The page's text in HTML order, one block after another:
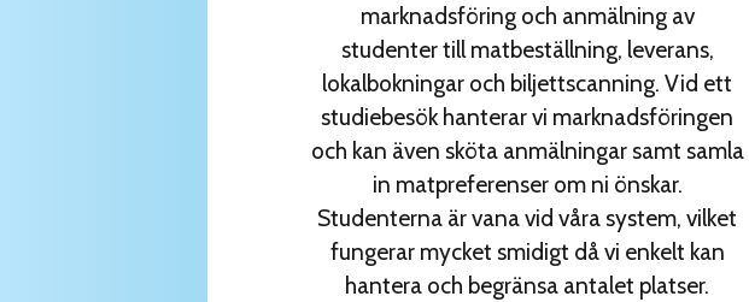
marknadsföring och anmälning av
studenter till matbeställning, leverans,
lokalbokningar och biljettscanning. Vid ett
studiebesök hanterar vi marknadsföringen
och kan även sköta anmälningar samt samla
in matpreferenser om ni önskar.
Studenterna är vana vid våra system, vilket
fungerar mycket smidigt då vi enkelt kan
hantera och begränsa antalet platser.